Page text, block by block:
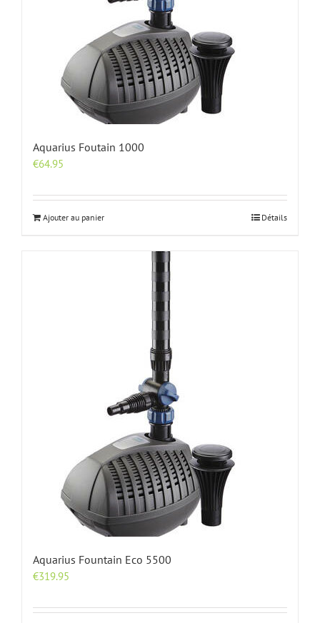
Aquarius Foutain 1000
€64.95
Ajouter au panier Détails
Aquarius Fountain Eco 5500
€319.95